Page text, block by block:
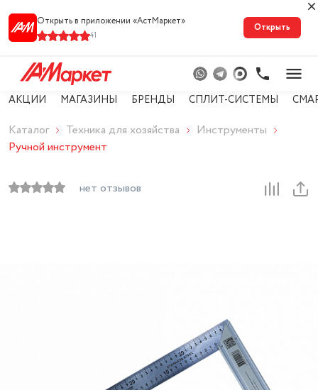
Открыть в приложении «АстМарке‪т‬»
41
Открыть
АКЦИИ МАГАЗИНЫ БРЕНДЫ СПЛИТ-СИСТЕМЫ
Каталог Техника для хозяйства
Инструменты
Ручной инструмент
нет отзывов